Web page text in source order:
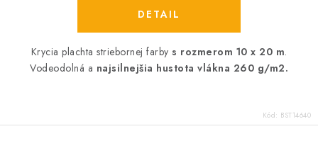
DETAIL
Krycia plachta striebornej farby s rozmerom 10 x 20 m.
Vodeodolná a najsilnejšia hustota vlákna 260 g/m2.
Kód: BST14640